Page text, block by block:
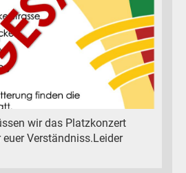
wir das Platzkonzert
Verständniss.Leider